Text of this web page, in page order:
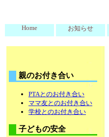
Home お知らせ
親のお付き合い
PTAとのお付き合い
ママ友とのお付き合い
学校とのお付き合い
子どもの安全